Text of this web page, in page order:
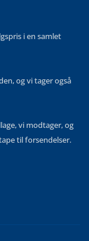
i en samlet
og vi tager også
vi modtager, og
til forsendelser.